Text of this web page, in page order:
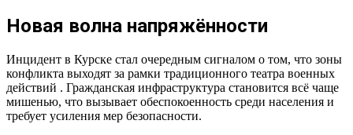
Новая волна напряжённости
Инцидент в Курске стал очередным сигналом о том, что зоны
конфликта выходят за рамки традиционного театра военных
действий . Гражданская инфраструктура становится всё чаще
мишенью, что вызывает обеспокоенность среди населения и
требует усиления мер безопасности.